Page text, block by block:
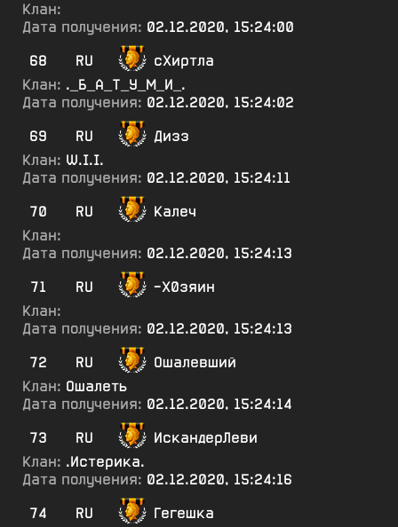
Клан:
Дата получения: 02.12.2020, 15:24:00
68
RU
сХиртла
Клан: ._Б_А_Т_У_М_И_.
Дата получения: 02.12.2020, 15:24:02
69
RU
Дизз
Клан: W.I.I.
Дата получения: 02.12.2020, 15:24:11
70
RU
Калеч
Клан:
Дата получения: 02.12.2020, 15:24:13
71
RU
-Х0зяин
Клан:
Дата получения: 02.12.2020, 15:24:13
72
RU
Ошалевший
Клан: Ошалеть
Дата получения: 02.12.2020, 15:24:14
73
RU
ИскандерЛеви
Клан: .Истерика.
Дата получения: 02.12.2020, 15:24:16
74
RU
Гегешка